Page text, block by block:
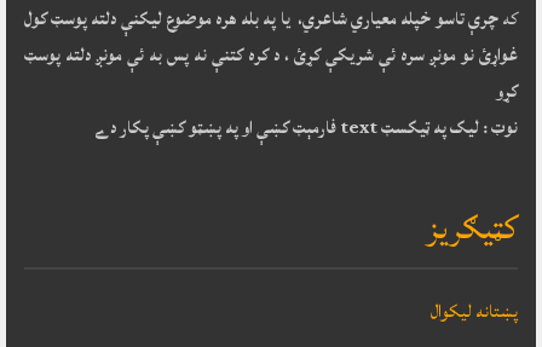
کهچرې تاسو خپله معياري شاعري، يا په بله هره موضوع ليکنې دلته پوسټ کول
غواړئ نو مونږ سره ئې شريکې کړئ ، د کره کتنې نه پس به ئې مونږ دلته پوسټ
کړو
نوټ : ليک په ټيکسټ text فارمېټ کښې او په پښټو کښې پکار دے
کټيګريز
پښتانه ليکوال